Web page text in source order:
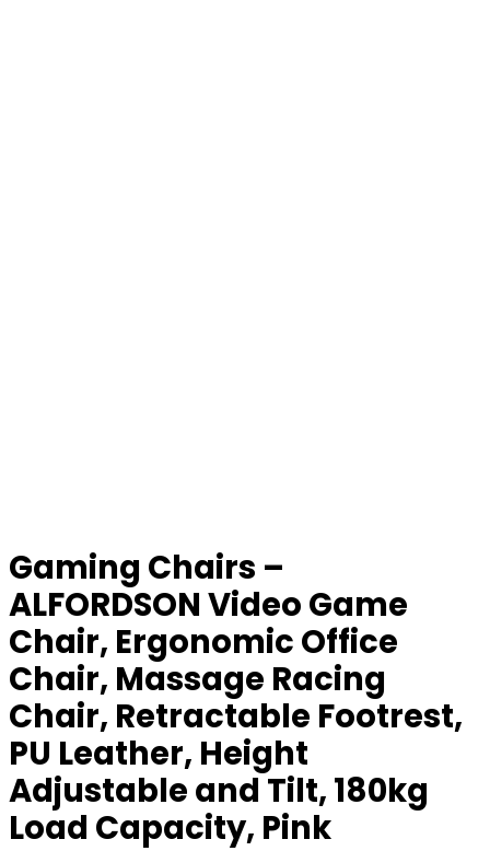
Gaming Chairs –
ALFORDSON Video Game
Chair, Ergonomic Office
Chair, Massage Racing
Chair, Retractable Footrest,
PU Leather, Height
Adjustable and Tilt, 180kg
Load Capacity, Pink